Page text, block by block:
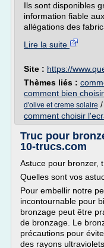
Ils sont disponibles
information fiable
allégations des
Lire la suite
Site : https://
Thèmes liés :
comment bien
d'olive et creme solaire /
comment choisir
Truc pour
10-trucs.com
Astuce pour bronzer,
Quelles sont vos
Pour embellir notre
incontournable pour
bronzage peut être
de bronzage. Le
précautions pour
des rayons